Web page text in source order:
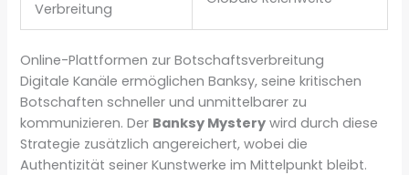
Verbreitung
Online-Plattformen zur Botschaftsverbreitung
Digitale Kanäle ermöglichen Banksy, seine kritischen
Botschaften schneller und unmittelbarer zu
kommunizieren. Der Banksy Mystery wird durch diese
Strategie zusätzlich angereichert, wobei die
Authentizität seiner Kunstwerke im Mittelpunkt bleibt.